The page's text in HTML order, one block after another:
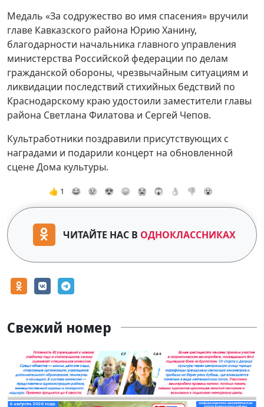
Медаль «За содружество во имя спасения» вручили
главе Кавказского района Юрию Ханину,
благодарности начальника главного управления
министерства Российской федерации по делам
гражданской обороны, чрезвычайным ситуациям и
ликвидации последствий стихийных бедствий по
Краснодарскому краю удостоили заместители главы
района Светлана Филатова и Сергей Чепов.
Культработники поздравили присутствующих с
наградами и подарили концерт на обновленной
сцене Дома культуры.
👍 1 😂 😢 😍 😞 😭 😱 👌 👎 😮
ЧИТАЙТЕ НАС В ОДНОКЛАССНИКАХ
Свежий номер